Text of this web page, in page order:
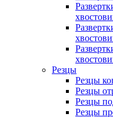
Резцы
Резцы
Резцы
Резцы
Резцы